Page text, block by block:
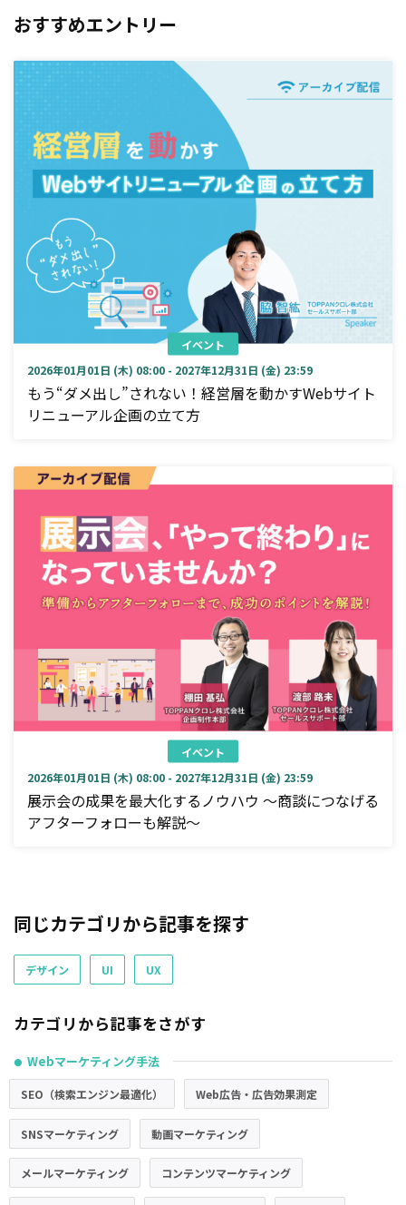
おすすめエントリー
イベント
2026年01月01日 (木) 08:00 - 2027年12月31日 (金) 23:59
もう“ダメ出し”されない！経営層を動かすWebサイト
リニューアル企画の立て方
イベント
2026年01月01日 (木) 08:00 - 2027年12月31日 (金) 23:59
展示会の成果を最大化するノウハウ ～商談につなげる
アフターフォローも解説～
同じカテゴリから記事を探す
デザイン UI UX
カテゴリから記事をさがす
● Webマーケティング手法
SEO（検索エンジン最適化） Web広告・広告効果測定
SNSマーケティング 動画マーケティング
メールマーケティング コンテンツマーケティング